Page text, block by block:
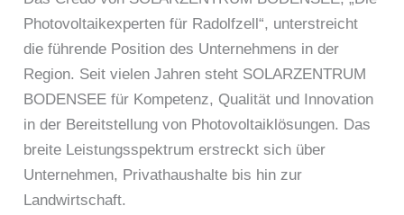
Photovoltaikexperten für Radolfzell“, unterstreicht
die führende Position des Unternehmens in der
Region. Seit vielen Jahren steht SOLARZENTRUM
BODENSEE für Kompetenz, Qualität und Innovation
in der Bereitstellung von Photovoltaiklösungen. Das
breite Leistungsspektrum erstreckt sich über
Unternehmen, Privathaushalte bis hin zur
Landwirtschaft.